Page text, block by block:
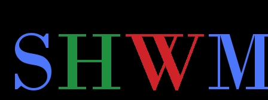
Neidio
i'r